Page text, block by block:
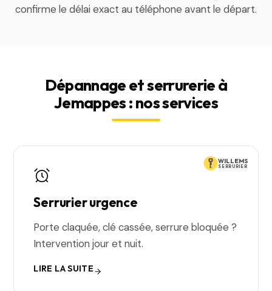
confirme le délai exact au téléphone avant le départ.
Dépannage et serrurerie à
Jemappes : nos services
WILLEMS
SERRURIER
Serrurier urgence
Porte claquée, clé cassée, serrure bloquée ?
Intervention jour et nuit.
LIRE LA SUITE